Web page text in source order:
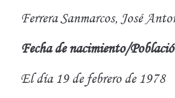
Ferrera Sanmarcos, José
Fecha de nacimiento/
El día 19 de febrero de 1978